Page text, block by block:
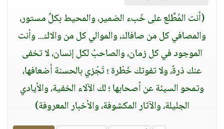
(أنت المُطَّلع على خَبء الضمير، والمحيط بكلِّ مستور،
والمصافي كل من صافاك، والموالي كل من والاك... وأنت
الموجود في كل زمان، والصاحبُ لكل إنسان، لا تخفى
عنك ذرةٌ، ولا تفوتك خَطْرة ؛ تَجْزي بالحسنة أضعافها،
وتمحو السيئة عن أصحابها ؛ لك الآلاء الخفية، والأيادي
الجليلة، والآثار المكشوفة، والأخبار المعروفة)